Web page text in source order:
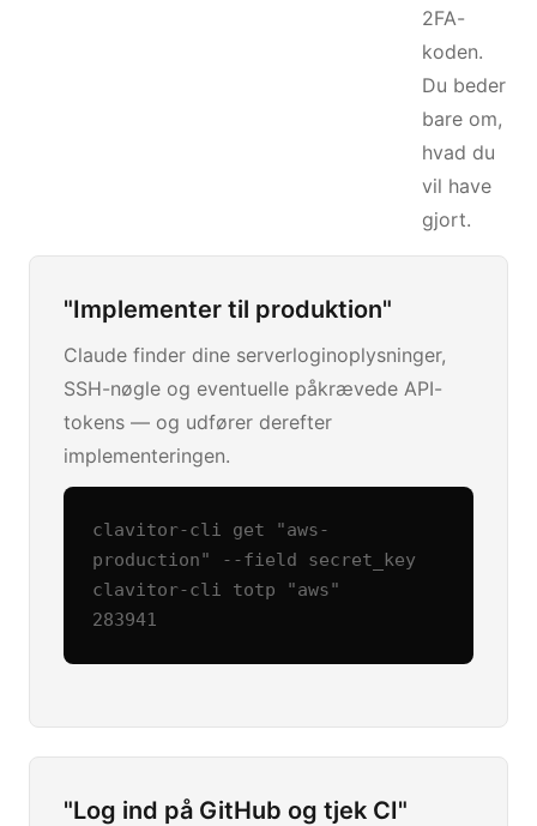
2FA-
koden.
Du beder
bare om,
hvad du
vil have
gjort.
"Implementer til produktion"
Claude finder dine serverloginoplysninger,
SSH-nøgle og eventuelle påkrævede API-
tokens — og udfører derefter
implementeringen.
clavitor-cli get "aws-
production" --field secret_key
clavitor-cli totp "aws"
283941
"Log ind på GitHub og tjek CI"